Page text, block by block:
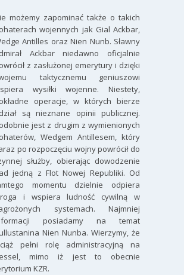
możemy zapominać także o takich
wojennych jak Gial Ackbar,
Antilles oraz Nien Nunb. Sławny
Ackbar niedawno oficjalnie
z zasłużonej emerytury i dzięki
taktycznemu geniuszowi
wysiłki wojenne. Niestety,
operacje, w których bierze
są nieznane opinii publicznej.
jest z drugim z wymienionych
Wedgem Antillesem, który
po rozpoczęciu wojny powrócił do
służby, obierając dowodzenie
jedną z Flot Nowej Republiki. Od
momentu dzielnie odpiera
i wspiera ludność cywilną w
systemach. Najmniej
posiadamy na temat
Nien Nunba. Wierzymy, że
pełni rolę administracyjną na
mimo iż jest to obecnie
KZR.